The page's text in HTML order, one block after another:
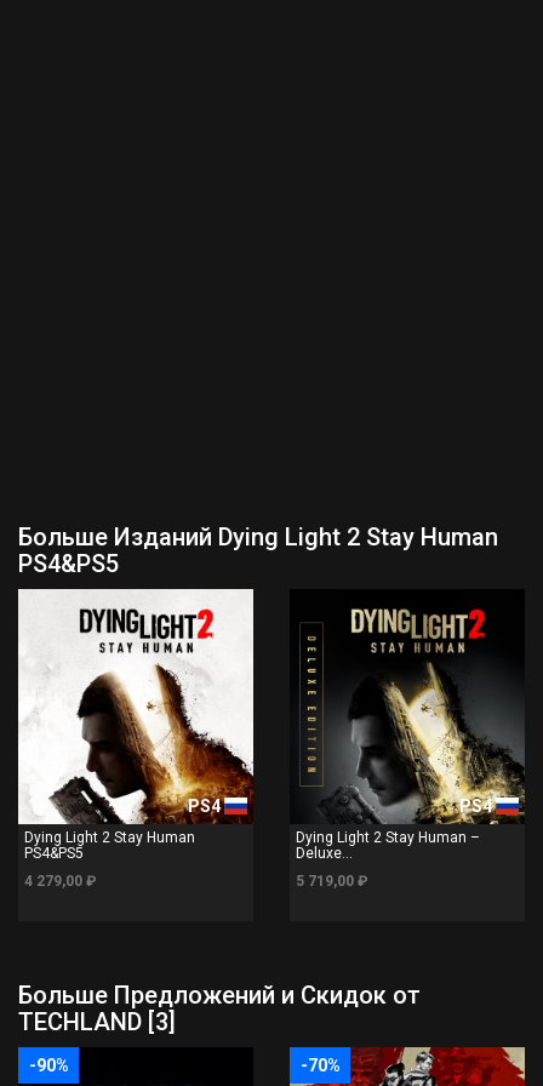
Больше Изданий Dying Light 2 Stay Human
PS4&PS5
PS4
Dying Light 2 Stay Human
PS4&PS5
4 279,00 ₽
PS4
Dying Light 2 Stay Human –
Deluxe...
5 719,00 ₽
Больше Предложений и Скидок от
TECHLAND [3]
-90% -70%